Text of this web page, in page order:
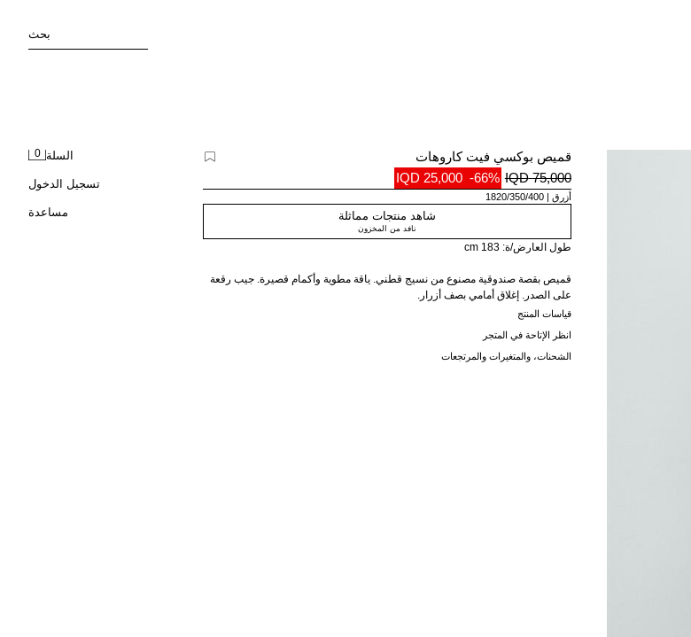
بحث
السلة 0
تسجيل الدخول
مساعدة
قميص بوكسي فيت كاروهات
75,000 IQD
-66%
25,000 IQD
أزرق 1820/350/400
شاهد منتجات مماثلة
نافد من المخزون
طول العارض/ة: 183 cm
قميص بقصة صندوقية مصنوع من نسيج قطني. ياقة مطوية وأكمام قصيرة. جيب رقعة
على الصدر. إغلاق أمامي بصف أزرار.
قياسات المنتج
انظر الإتاحة في المتجر
الشحنات، والمتغيرات والمرتجعات